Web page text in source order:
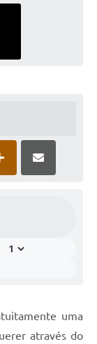
uma
através do